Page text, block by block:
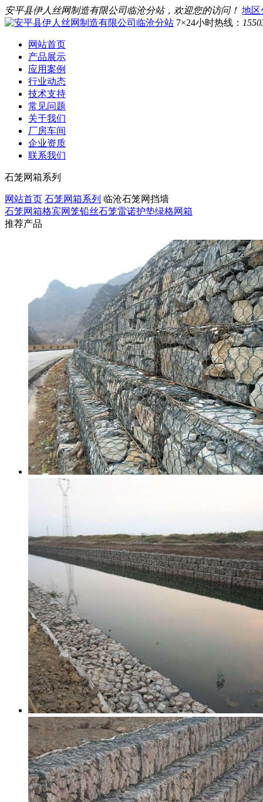
安平县伊人丝网制造有限公司临沧分站，欢迎您的访问！ 地区
7×24小时热线：
网站首页
产品展示
应用案例
行业动态
技术支持
常见问题
关于我们
厂房车间
企业资质
联系我们
石笼网箱系列
网站首页 石笼网箱系列 临沧石笼网挡墙
石笼网箱格宾网笼铅丝石笼雷诺护垫绿格网箱
推荐产品